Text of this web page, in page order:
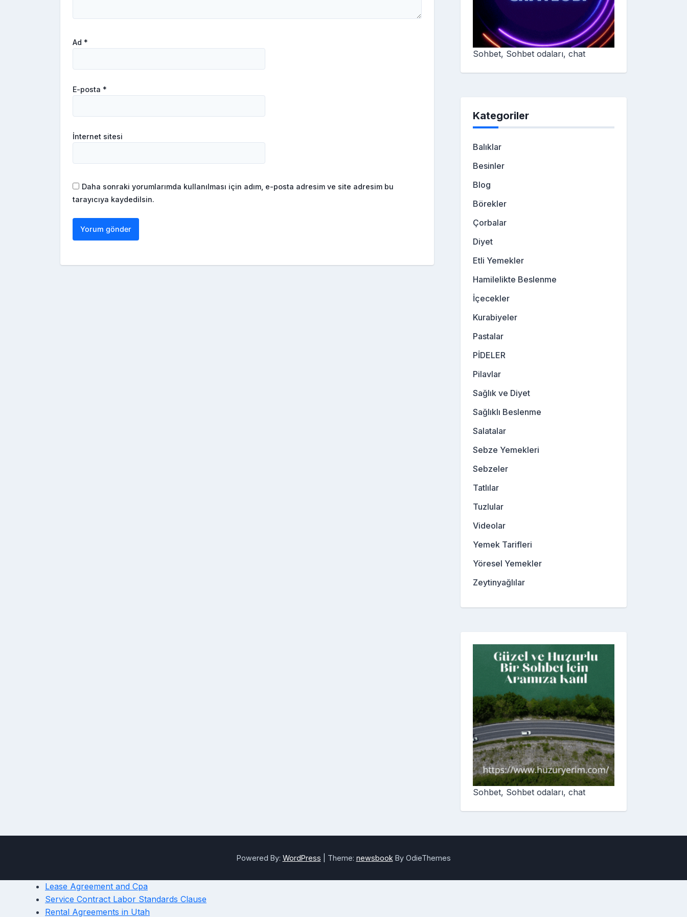
Ad *
E-posta *
İnternet sitesi
Daha sonraki yorumlarımda kullanılması için adım, e-posta adresim ve site adresim bu
tarayıcıya kaydedilsin.
Sohbet, Sohbet odaları, chat
Kategoriler
Balıklar
Besinler
Blog
Börekler
Çorbalar
Diyet
Etli Yemekler
Hamilelikte Beslenme
İçecekler
Kurabiyeler
Pastalar
PİDELER
Pilavlar
Sağlık ve Diyet
Sağlıklı Beslenme
Salatalar
Sebze Yemekleri
Sebzeler
Tatlılar
Tuzlular
Videolar
Yemek Tarifleri
Yöresel Yemekler
Zeytinyağlılar
Sohbet, Sohbet odaları, chat
Powered By: WordPress Theme: newsbook By OdieThemes
Lease Agreement and Cpa
Service Contract Labor Standards Clause
Rental Agreements in Utah